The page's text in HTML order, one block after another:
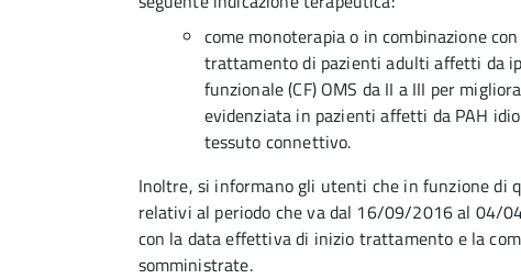
come monoterapia o in combinazione
trattamento di pazienti adulti affetti da
funzionale (CF) OMS da II a III per
evidenziata in pazienti affetti da PAH
tessuto connettivo.
Inoltre, si informano gli utenti che in funzione di
relativi al periodo che va dal 16/09/2016 al 04/
con la data effettiva di inizio trattamento e la
somministrate.